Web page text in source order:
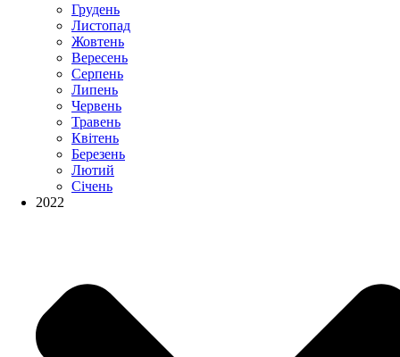
Грудень
Листопад
Жовтень
Вересень
Серпень
Липень
Червень
Травень
Квітень
Березень
Лютий
Січень
2022